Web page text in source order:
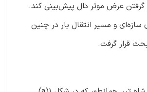
گرفتن عرض موثر دال پیش‌بینی کند.
سازه‌ای و مسیر انتقال بار در چنین
قرار گرفت.